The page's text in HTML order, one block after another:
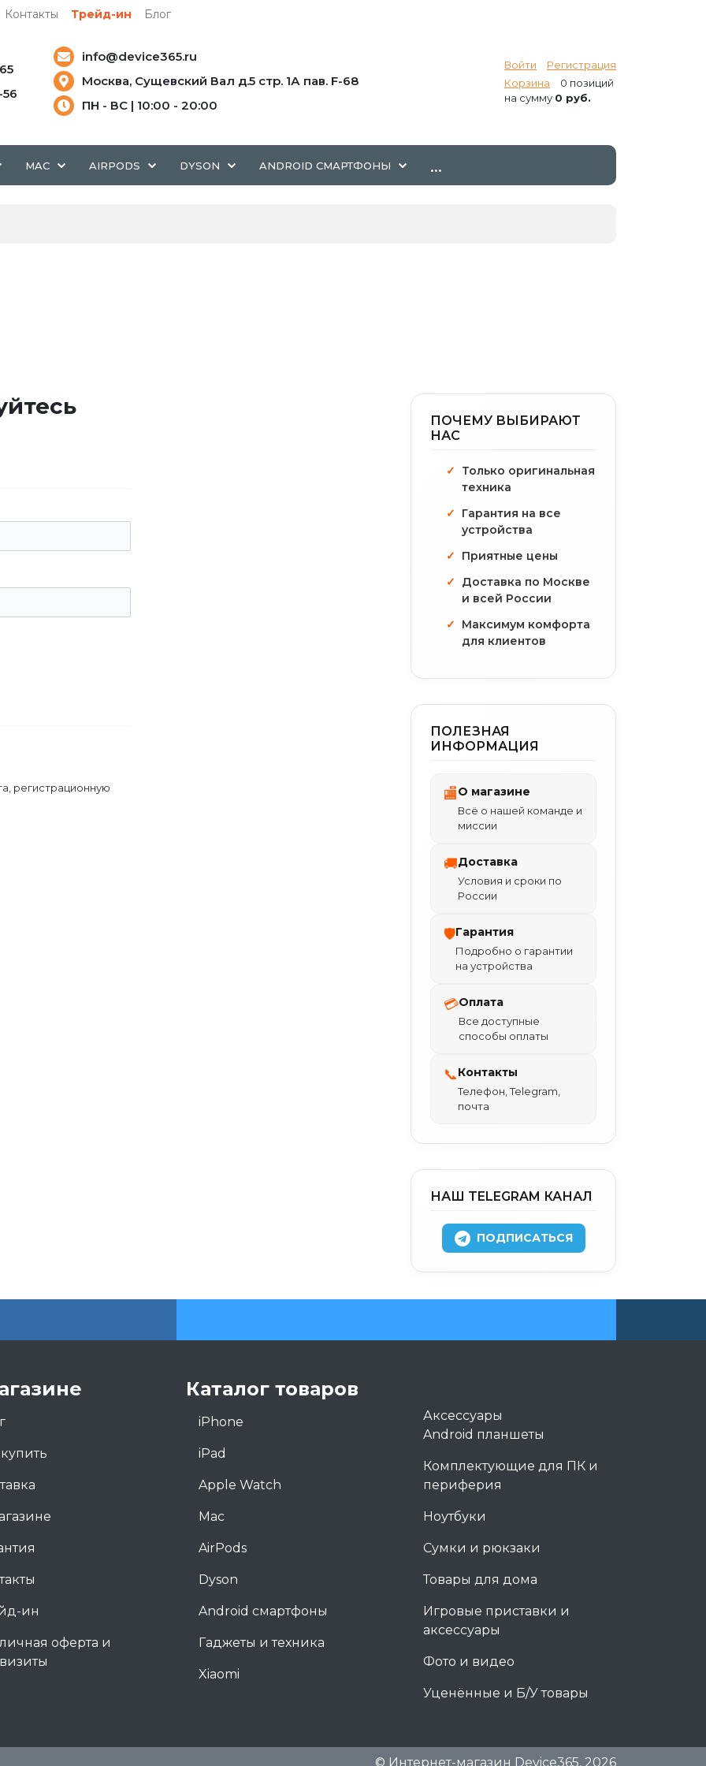
Контакты Трейд-ин Блог
Войти
Регистрация
Корзина
0 позиций
на сумму 0 руб.
info@device365.ru
Москва, Сущевский Вал д.5 стр. 1А пав. F-68
ПН - ВС | 10:00 - 20:00
MAC AIRPODS DYSON ANDROID СМАРТФОНЫ ...
регистрационную
ПОЧЕМУ ВЫБИРАЮТ
НАС
Только оригинальная
техника
Гарантия на все
устройства
Приятные цены
Доставка по Москве
и всей России
Максимум комфорта
для клиентов
ПОЛЕЗНАЯ
ИНФОРМАЦИЯ
🏬О магазине
Всё о нашей команде и
миссии
🚚Доставка
Условия и сроки по
России
🛡Гарантия
Подробно о гарантии
на устройства
💳Оплата
Все доступные
способы оплаты
📞Контакты
Телефон, Telegram,
почта
НАШ TELEGRAM КАНАЛ
ПОДПИСАТЬСЯ
ин
оферта и
Каталог товаров
iPhone
iPad
Apple Watch
Mac
AirPods
Dyson
Android смартфоны
Гаджеты и техника
Xiaomi
Аксессуары
Android планшеты
Комплектующие для ПК и
периферия
Ноутбуки
Сумки и рюкзаки
Товары для дома
Игровые приставки и
аксессуары
Фото и видео
Уценённые и Б/У товары
© Интернет-магазин Device365, 2026